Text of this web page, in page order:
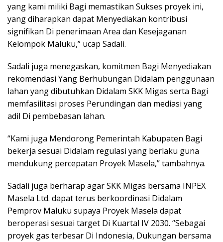
yang kami miliki Bagi memastikan Sukses proyek ini,
yang diharapkan dapat Menyediakan kontribusi
signifikan Di penerimaan Area dan Kesejaganan
Kelompok Maluku,” ucap Sadali.
Sadali juga menegaskan, komitmen Bagi Menyediakan
rekomendasi Yang Berhubungan Didalam penggunaan
lahan yang dibutuhkan Didalam SKK Migas serta Bagi
memfasilitasi proses Perundingan dan mediasi yang
adil Di pembebasan lahan.
“Kami juga Mendorong Pemerintah Kabupaten Bagi
bekerja sesuai Didalam regulasi yang berlaku guna
mendukung percepatan Proyek Masela,” tambahnya.
Sadali juga berharap agar SKK Migas bersama INPEX
Masela Ltd. dapat terus berkoordinasi Didalam
Pemprov Maluku supaya Proyek Masela dapat
beroperasi sesuai target Di Kuartal IV 2030. “Sebagai
proyek gas terbesar Di Indonesia, Dukungan bersama